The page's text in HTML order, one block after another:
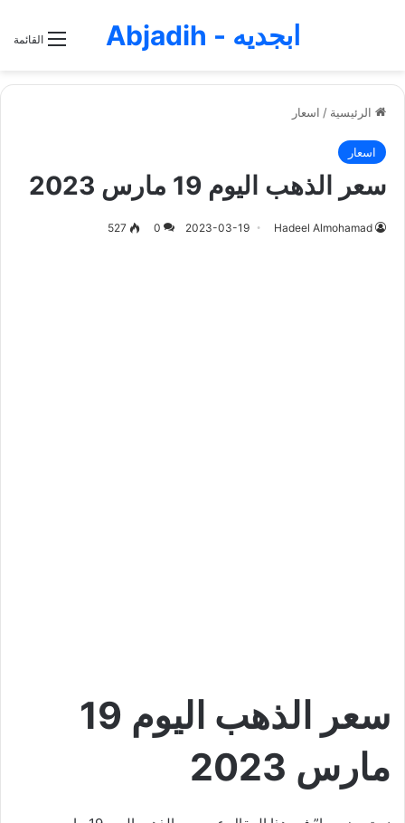
القائمة ابجديه - Abjadih
الرئيسية / اسعار
اسعار
سعر الذهب اليوم 19 مارس 2023
Hadeel Almohamad
2023-03-19
0
527
سعر الذهب اليوم 19
مارس 2023